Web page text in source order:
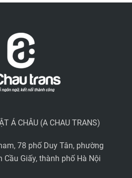
Á CHÂU (A CHAU TRANS)
78 phố Duy Tân, phường
Cầu Giấy, thành phố Hà Nội